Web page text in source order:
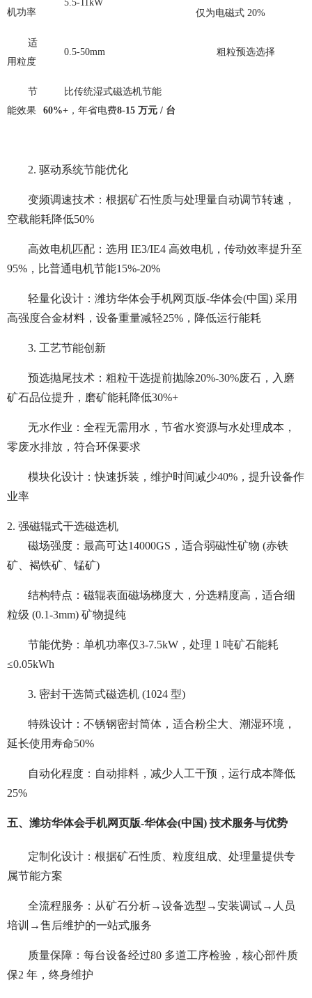
机功率
5.5-11kW
仅为电磁式 20%
适
用粒度
0.5-50mm 粗粒预选选择
节
能效果
比传统湿式磁选机节能
60%+ ，年省电费8-15 万元 / 台
2. 驱动系统节能优化
变频调速技术：根据矿石性质与处理量自动调节转速，
空载能耗降低50%
高效电机匹配：选用 IE3/IE4 高效电机，传动效率提升至
95%，比普通电机节能15%-20%
轻量化设计：潍坊华体会手机网页版-华体会(中国) 采用
高强度合金材料，设备重量减轻25%，降低运行能耗
3. 工艺节能创新
预选抛尾技术：粗粒干选提前抛除20%-30%废石，入磨
矿石品位提升，磨矿能耗降低30%+
无水作业：全程无需用水，节省水资源与水处理成本，
零废水排放，符合环保要求
模块化设计：快速拆装，维护时间减少40%，提升设备作
业率
2. 强磁辊式干选磁选机
磁场强度：最高可达14000GS，适合弱磁性矿物 (赤铁
矿、褐铁矿、锰矿)
结构特点：磁辊表面磁场梯度大，分选精度高，适合细
粒级 (0.1-3mm) 矿物提纯
节能优势：单机功率仅3-7.5kW，处理 1 吨矿石能耗
≤0.05kWh
3. 密封干选筒式磁选机 (1024 型)
特殊设计：不锈钢密封筒体，适合粉尘大、潮湿环境，
延长使用寿命50%
自动化程度：自动排料，减少人工干预，运行成本降低
25%
五、 潍坊华体会手机网页版-华体会(中国) 技术服务与优势
定制化设计：根据矿石性质、粒度组成、处理量提供专
属节能方案
全流程服务：从矿石分析→设备选型→安装调试→人员
培训→售后维护的一站式服务
质量保障：每台设备经过80 多道工序检验，核心部件质
保2 年，终身维护